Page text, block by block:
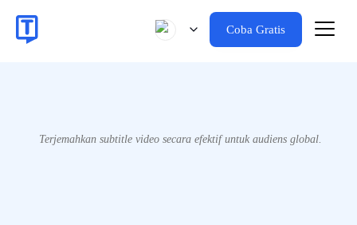
Coba Gratis
Terjemahkan subtitle video secara efektif untuk audiens global.